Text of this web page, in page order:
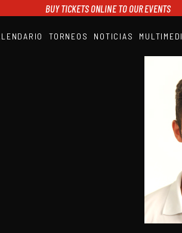
BUY TICKETS ONLINE TO OUR EVENTS
TORNEOS NOTICIAS